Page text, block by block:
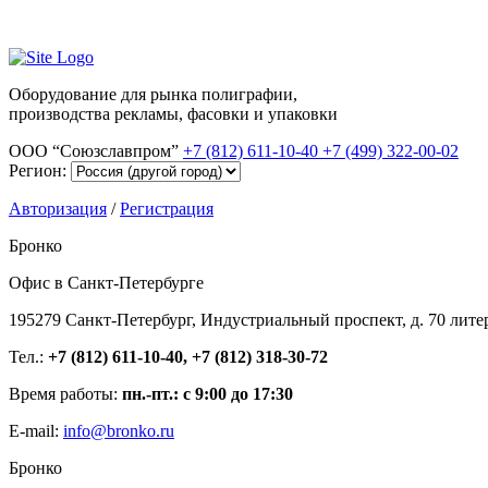
Оборудование для рынка полиграфии,
производства рекламы, фасовки и упаковки
ООО “Союзславпром” +7 (812) 611-10-40 +7 (499) 322-00-02
Регион:
Авторизация /Регистрация
Бронко
Офис в Санкт-Петербурге
195279 Санкт-Петербург, Индустриальный проспект, д. 70
Тел.: +7 (812) 611-10-40, +7 (812) 318-30-72
Время работы: пн.-пт.: с 9:00 до 17:30
E-mail: info@bronko.ru
Бронко